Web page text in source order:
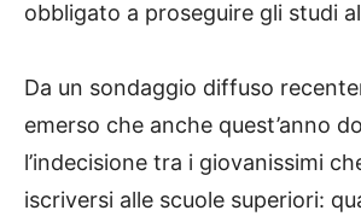
obbligato a proseguire gli studi
Da un sondaggio diffuso
emerso che anche quest’anno
l’indecisione tra i giovanissimi
iscriversi alle scuole superiori: